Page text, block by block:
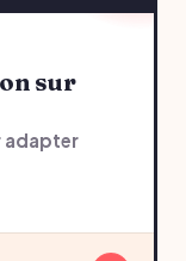
adapter